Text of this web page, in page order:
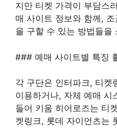
지만 티켓 가격이 부담스
매 사이트 정보와 함께,
을 구할 수 있는 방법들을
### 예매 사이트별 특징
각 구단은 인터파크, 티켓
이용하거나, 자체 예매 시
들어 키움 히어로즈는 티
켓링크, 롯데 자이언츠는